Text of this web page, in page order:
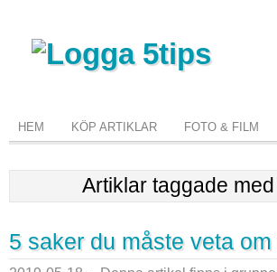
HEM KÖP ARTIKLAR FOTO & FILM
Artiklar taggade med
5 saker du måste veta